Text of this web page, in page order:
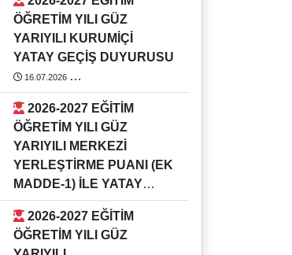
Detaylı bilgi için Eğitim Fakültesi
Öğrenci İşlerini arayınız.
https://rehber.adu.edu.tr/#
ÖĞRETİM YILI GÜZ
YARIYILI KURUMİÇİ
YATAY GEÇİŞ DUYURUSU
16.07.2026
2026-2027 EĞİTİM ÖĞRETİM YILI
GÜZ YARIYILI KURUMİÇİ YATAY
GEÇİŞ DUYURUSU
ÖĞRETİM YILI GÜZ
YARIYILI MERKEZİ
YERLEŞTİRME PUANI (EK
MADDE-1) İLE YATAY
GEÇİŞ DUYURUSU
16.07.2026
2026-2027 EĞİTİM ÖĞRETİM YILI
ÖĞRETİM YILI GÜZ